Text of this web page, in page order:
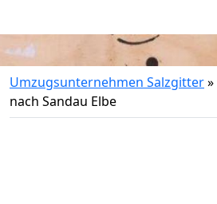
Umzugsunternehmen Salzgitter»
nach Sandau Elbe